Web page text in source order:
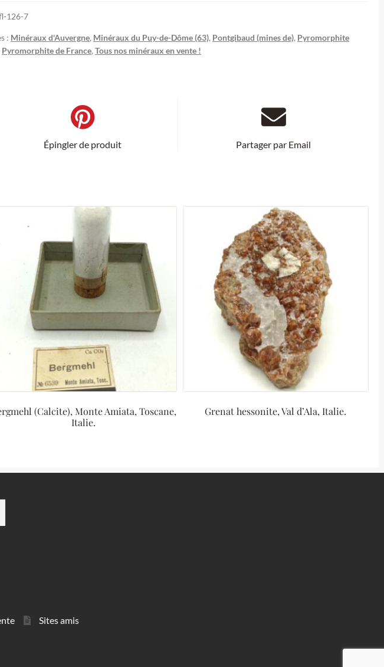
126-7
: Minéraux d'Auvergne, Minéraux du Puy-de-Dôme (63), Pontgibaud (mines de), Pyromorphite
Pyromorphite de France, Tous nos minéraux en vente !
Épingler de produit Partager par Email
(Calcite), Monte Amiata, Toscane,
Italie.
Grenat hessonite, Val d’Ala, Italie.
Sites amis